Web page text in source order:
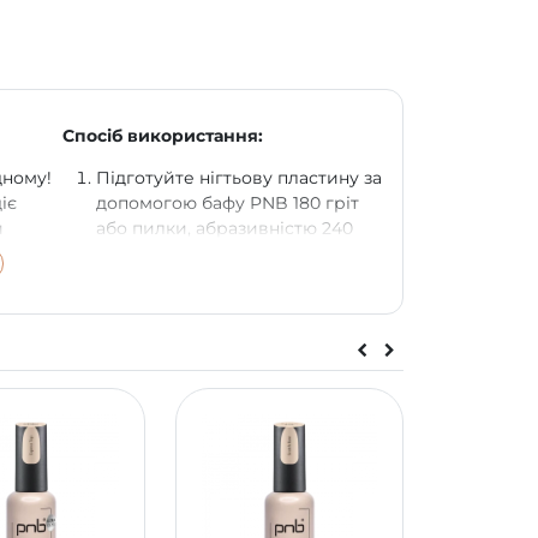
до
по
Спосіб використання:
Підготуйте нігтьову пластину за
допомогою бафу PNB 180 гріт
або пилки, абразивністю 240
UV/LED Universal Base
PNB/UV/LED Strong Liquid Gel
PNB, Clear. Полімеризуйте 60
За необхідності встановіть
шаблон. Нанесіть тонкий шар